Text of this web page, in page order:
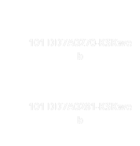
101 DD7A0270-KSKwe
b
101 DD7A0281-KSKwe
b